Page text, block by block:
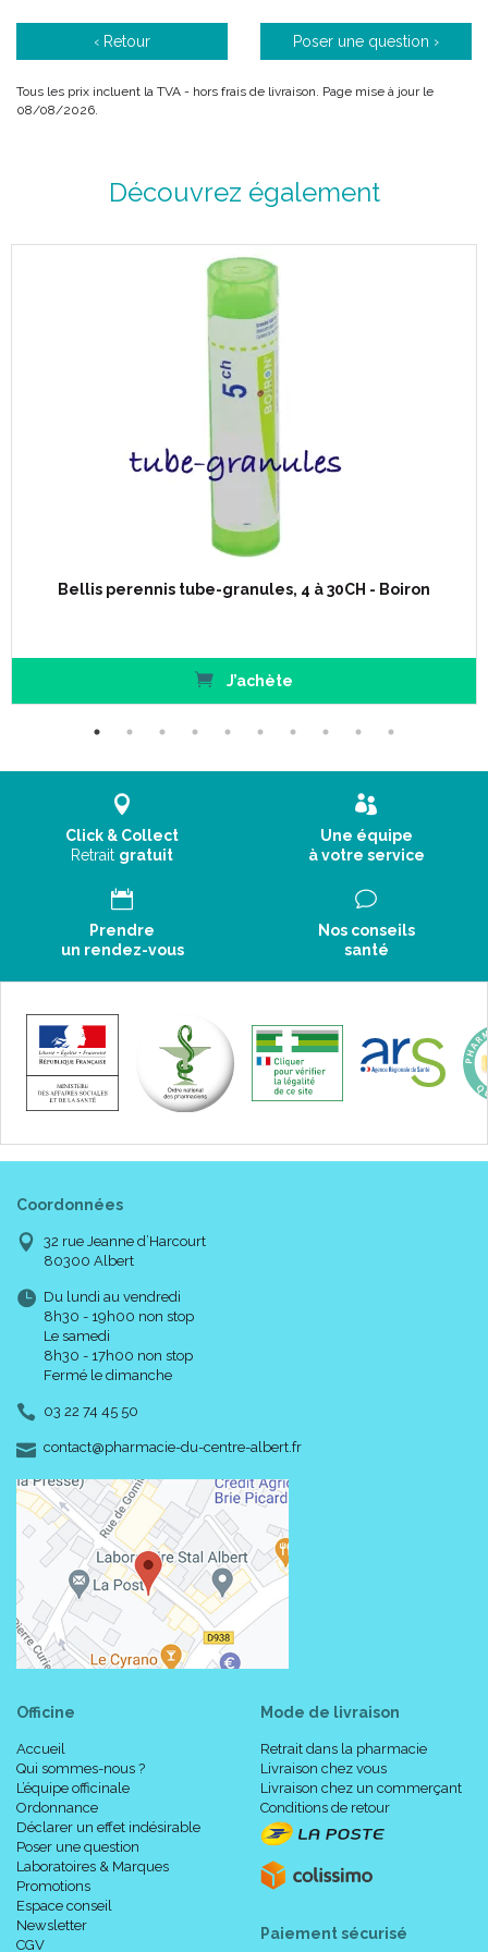
‹ Retour Poser une question ›
Tous les prix incluent la TVA - hors frais de livraison. Page mise à jour le
08/08/2026.
Découvrez également
Bellis perennis tube-granules, 4 à 30CH - Boiron
J’achète
Click & Collect
Retrait gratuit
Une équipe
à votre service
Prendre
un rendez-vous
Nos conseils
santé
Coordonnées
32 rue Jeanne d’Harcourt
80300 Albert
Du lundi au vendredi
8h30 - 19h00 non stop
Le samedi
8h30 - 17h00 non stop
Fermé le dimanche
03 22 74 45 50
contact-
@-
pharmacie-du-centre-albert.fr
Officine
Accueil
Qui sommes-nous ?
L’équipe officinale
Ordonnance
Déclarer un effet indésirable
Poser une question
Laboratoires & Marques
Promotions
Espace conseil
Newsletter
CGV
Mode de livraison
Retrait dans la pharmacie
Livraison chez vous
Livraison chez un commerçant
Conditions de retour
Paiement sécurisé